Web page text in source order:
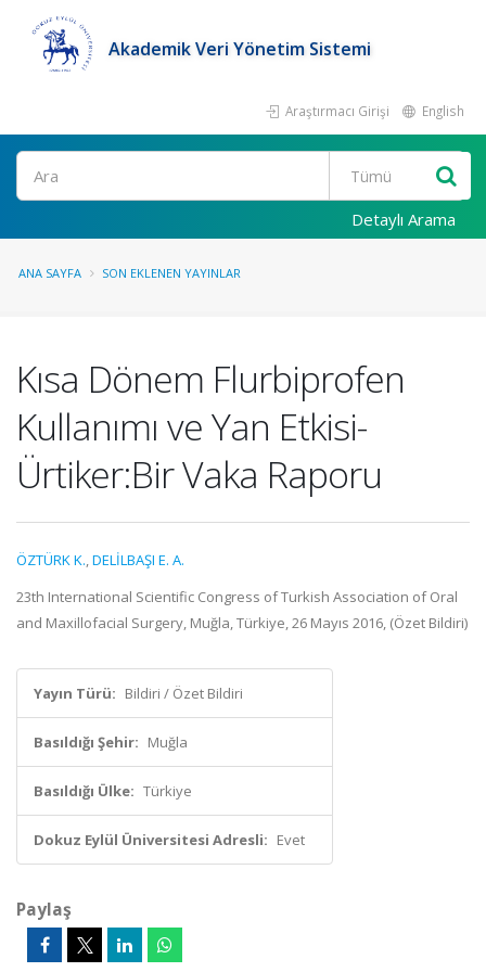
Akademik Veri Yönetim Sistemi
Araştırmacı Girişi English
Ara
Detaylı Arama
ANA SAYFA SON EKLENEN YAYINLAR
Kısa Dönem Flurbiprofen
Kullanımı ve Yan Etkisi-
Ürtiker:Bir Vaka Raporu
ÖZTÜRK K.,DELİLBAŞI E. A.
23th International Scientific Congress of Turkish Association of Oral
and Maxillofacial Surgery, Muğla, Türkiye, 26 Mayıs 2016, (Özet Bildiri)
Yayın Türü: Bildiri / Özet Bildiri
Basıldığı Şehir: Muğla
Basıldığı Ülke: Türkiye
Dokuz Eylül Üniversitesi Adresli: Evet
Paylaş